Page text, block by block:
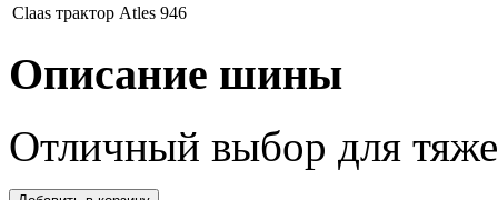
Claas трактор Atles 946
Описание шины
Отличный выбор для